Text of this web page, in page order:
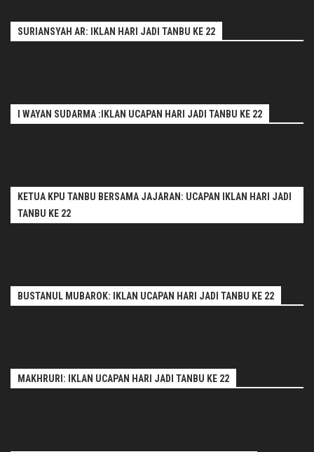
SURIANSYAH AR: IKLAN HARI JADI TANBU KE 22
I WAYAN SUDARMA :IKLAN UCAPAN HARI JADI TANBU KE 22
KETUA KPU TANBU BERSAMA JAJARAN: UCAPAN IKLAN HARI JADI
TANBU KE 22
BUSTANUL MUBAROK: IKLAN UCAPAN HARI JADI TANBU KE 22
MAKHRURI: IKLAN UCAPAN HARI JADI TANBU KE 22